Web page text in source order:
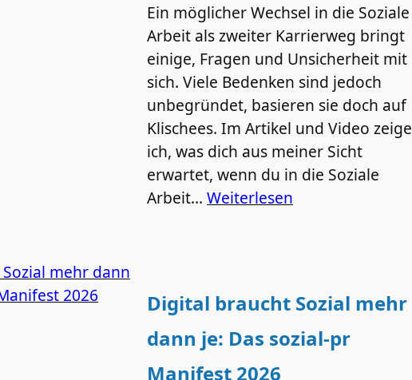
Ein möglicher Wechsel in die Soziale
Arbeit als zweiter Karrierweg bringt
einige, Fragen und Unsicherheit mit
sich. Viele Bedenken sind jedoch
unbegründet, basieren sie doch auf
Klischees. Im Artikel und Video zeige
ich, was dich aus meiner Sicht
erwartet, wenn du in die Soziale
Arbeit… Weiterlesen
Digital braucht Sozial mehr
dann je: Das sozial-pr
Manifest 2026